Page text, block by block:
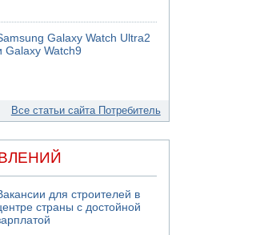
Galaxy Watch Ultra2
Galaxy Watch9
Все статьи сайта Потребитель
для строителей в
страны с достойной